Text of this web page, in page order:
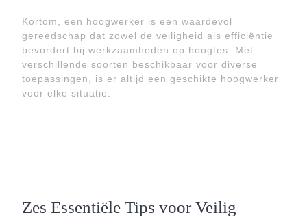
Kortom, een hoogwerker is een waardevol
gereedschap dat zowel de veiligheid als efficiëntie
bevordert bij werkzaamheden op hoogtes. Met
verschillende soorten beschikbaar voor diverse
toepassingen, is er altijd een geschikte hoogwerker
voor elke situatie.
Zes Essentiële Tips voor Veilig